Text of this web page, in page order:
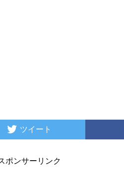
ツイート
ポンサーリンク